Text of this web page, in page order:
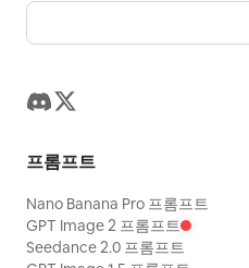
엣과 타이틀 위에 브랜
다. 텍스트 및 언어: 모든 가시적인 슬라이드 텍
DECK”, “JOIN THE
은 작은 영어 장식용 서
니다. 브로슈어 프리뷰
간결하고 사실적으로
에서 완전히 읽을 필요
안 됩니다. 각 패널은 4
지널 브랜드 제품이므
JERRY'S
각 맛의 제목을 큰 프리
요. 예: CHOCOLATE
유지하고, 나머지 이미
프롬프트
Nano Banana Pro 프롬프트
GPT Image 2 프롬프트
Seedance 2.0 프롬프트